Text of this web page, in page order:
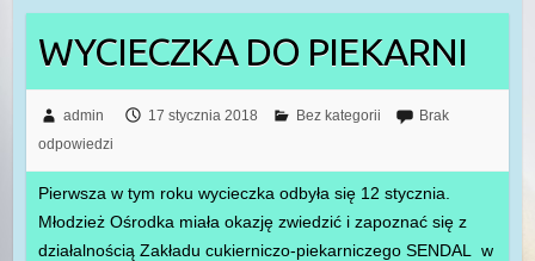
WYCIECZKA DO PIEKARNI
admin 17 stycznia 2018 Bez kategorii
Brak
odpowiedzi
Pierwsza w tym roku wycieczka odbyła się 12 stycznia.
Młodzież Ośrodka miała okazję zwiedzić i zapoznać się z
działalnością Zakładu cukierniczo-piekarniczego SENDAL w